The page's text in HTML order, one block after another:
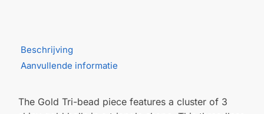
Beschrijving
Aanvullende informatie
The Gold Tri-bead piece features a cluster of 3